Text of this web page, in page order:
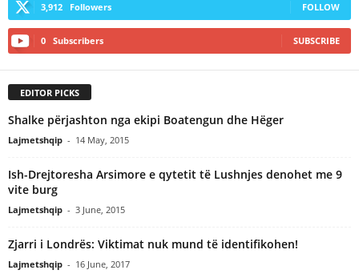
3,912 Followers FOLLOW
0 Subscribers SUBSCRIBE
EDITOR PICKS
Shalke përjashton nga ekipi Boatengun dhe Hëger
Lajmetshqip - 14 May, 2015
Ish-Drejtoresha Arsimore e qytetit të Lushnjes denohet me 9
vite burg
Lajmetshqip - 3 June, 2015
Zjarri i Londrës: Viktimat nuk mund të identifikohen!
Lajmetshqip - 16 June, 2017